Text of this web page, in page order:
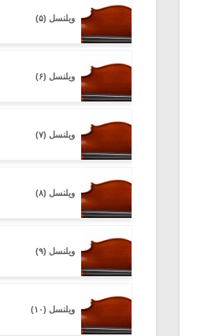
ویلنسل (۵)
ویلنسل (۶)
ویلنسل (۷)
ویلنسل (۸)
ویلنسل (۹)
ویلنسل (۱۰)